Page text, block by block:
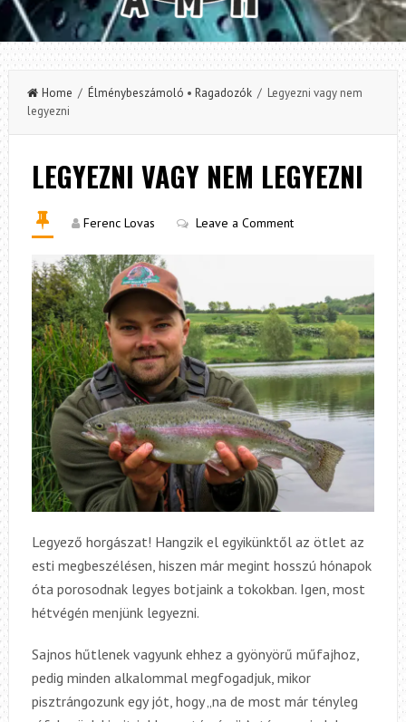
Home / Élménybeszámoló • Ragadozók/ Legyezni vagy nem
legyezni
LEGYEZNI VAGY NEM LEGYEZNI
Ferenc Lovas Leave a Comment
Legyező horgászat! Hangzik el egyikünktől az ötlet az
esti megbeszélésen, hiszen már megint hosszú hónapok
óta porosodnak legyes botjaink a tokokban. Igen, most
hétvégén menjünk legyezni.
Sajnos hűtlenek vagyunk ehhez a gyönyörű műfajhoz,
pedig minden alkalommal megfogadjuk, mikor
pisztrángozunk egy jót, hogy „na de most már tényleg